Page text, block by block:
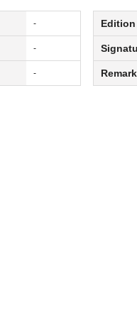
-
-
-
Edition